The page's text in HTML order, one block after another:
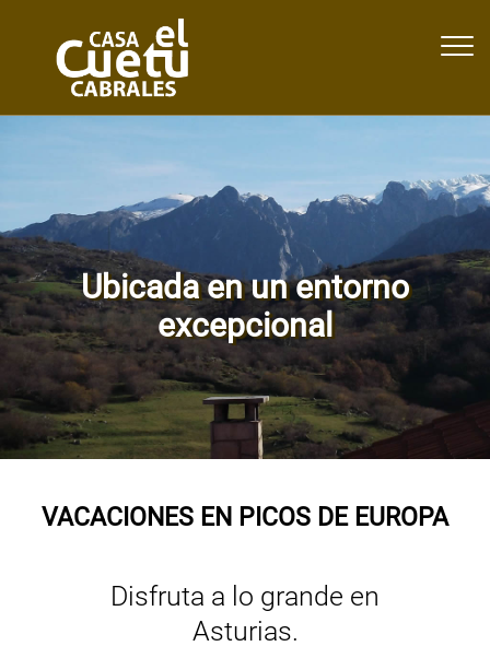
Ubicada en un entorno
excepcional
VACACIONES EN PICOS DE EUROPA
Disfruta a lo grande en
Asturias.